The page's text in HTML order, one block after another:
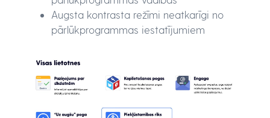
Augsta kontrasta režīmi neatkarīgi no
pārlūkprogrammas iestatījumiem